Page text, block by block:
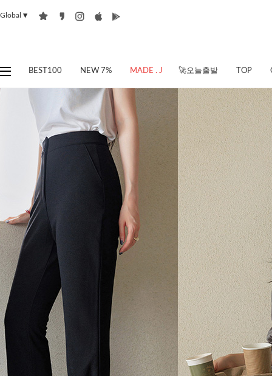
Global ▼
BEST100 NEW 7% MADE . J 🚀오늘출발 TOP